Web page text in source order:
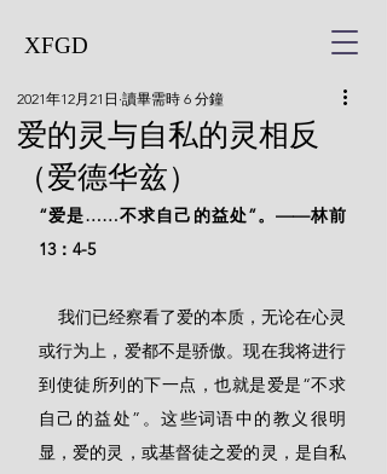
XFGD
爱的灵与自私的灵相反
（爱德华兹）
2021年12月21日 讀畢需時 6 分鐘
“爱是……不求自己的益处”。——林前
13：4-5
或行为上，爱都不是骄傲。现在我将进行
到使徒所列的下一点，也就是爱是“不求
自己的益处”。这些词语中的教义很明
显，爱的灵，或基督徒之爱的灵，是自私